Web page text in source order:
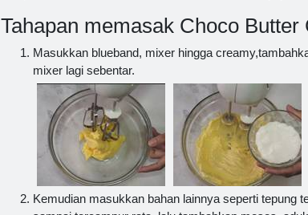
Tahapan memasak Choco Butter
Masukkan blueband, mixer hingga
mixer lagi sebentar.
Kemudian masukkan bahan lainnya seperti tepung